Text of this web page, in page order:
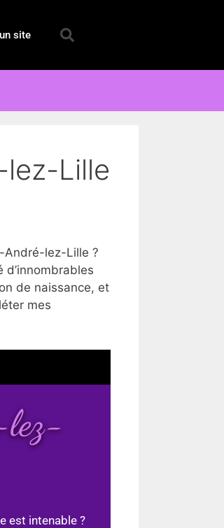
site
lez-Lille
André-lez-Lille ?
de naissance, et
mes
est intenable ?